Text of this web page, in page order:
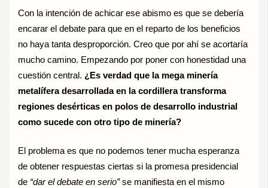
Con la intención de achicar ese abismo es que se debería
encarar el debate para que en el reparto de los beneficios
no haya tanta desproporción. Creo que por ahí se acortaría
mucho camino. Empezando por poner con honestidad una
cuestión central. ¿Es verdad que la mega minería
metalífera desarrollada en la cordillera transforma
regiones desérticas en polos de desarrollo industrial
como sucede con otro tipo de minería?
El problema es que no podemos tener mucha esperanza
de obtener respuestas ciertas si la promesa presidencial
de “dar el debate en serio”se manifiesta en el mismo